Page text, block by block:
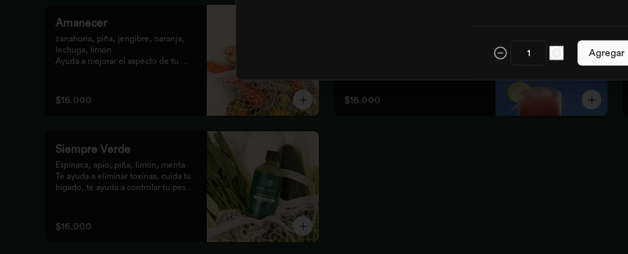
Amanecer
zanahoria, piña, jengibre, naranja,
lechuga, limón
Ayuda a mejorar el aspecto de tu
antioxidante para tus celular
$16.000 $16.000
Siempre Verde
Espinaca, apio, piña, limón, menta
Te ayuda a eliminar toxinas, cuida tu
hígado, te ayuda a controlar tu peso
$16.000
Agregar